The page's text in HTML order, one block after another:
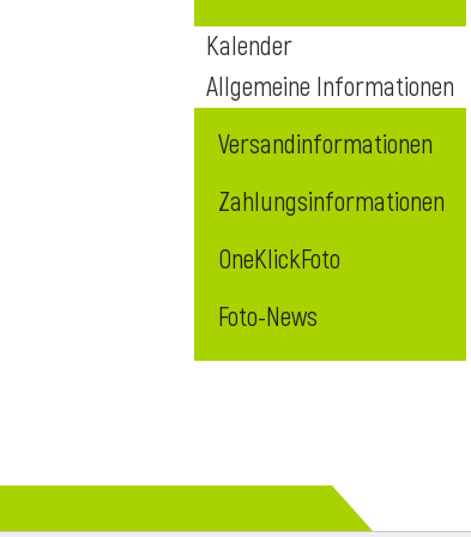
Kalender
Allgemeine Informationen
Versandinformationen
Zahlungsinformationen
OneKlickFoto
Foto-News